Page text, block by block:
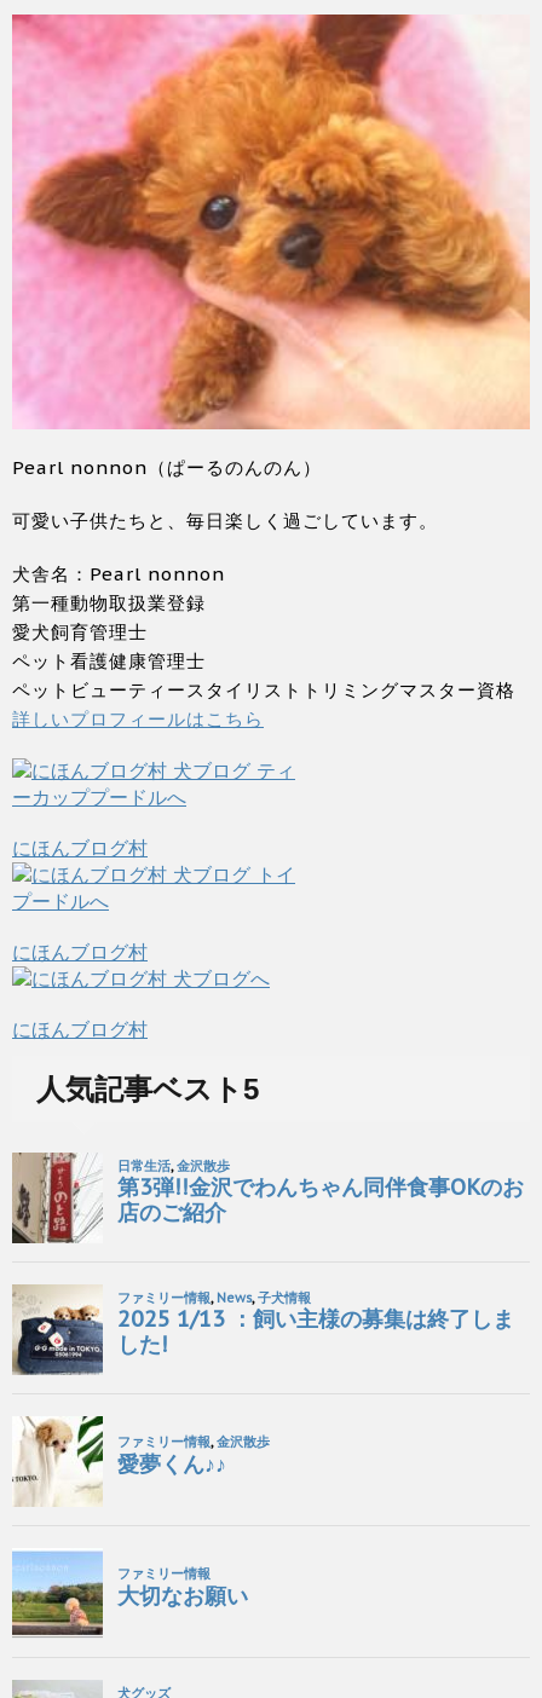
Pearl nonnon（ぱーるのんのん）
可愛い子供たちと、毎日楽しく過ごしています。
犬舎名：Pearl nonnon
第一種動物取扱業登録
愛犬飼育管理士
ペット看護健康管理士
ペットビューティースタイリストトリミングマスター資格
詳しいプロフィールはこちら
にほんブログ村
にほんブログ村
にほんブログ村
人気記事ベスト5